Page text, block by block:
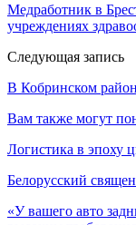
Медработник в
учреждениях
Следующая запись
В Кобринском
Вам также могут
Логистика в эпоху
Белорусский
«У вашего авто